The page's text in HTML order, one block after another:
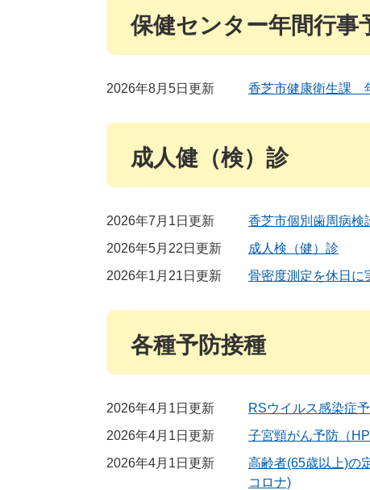
保健センター年間行事
2026年8月5日更新 香芝市健康衛生課
成人健（検）診
2026年7月1日更新
香芝市個別歯周病検
2026年5月22日更新
成人検（健）診
2026年1月21日更新
骨密度測定を休日に
各種予防接種
2026年4月1日更新
RSウイルス感染症
2026年4月1日更新
子宮頸がん予防（
2026年4月1日更新
高齢者(65歳以上)の
コロナ)